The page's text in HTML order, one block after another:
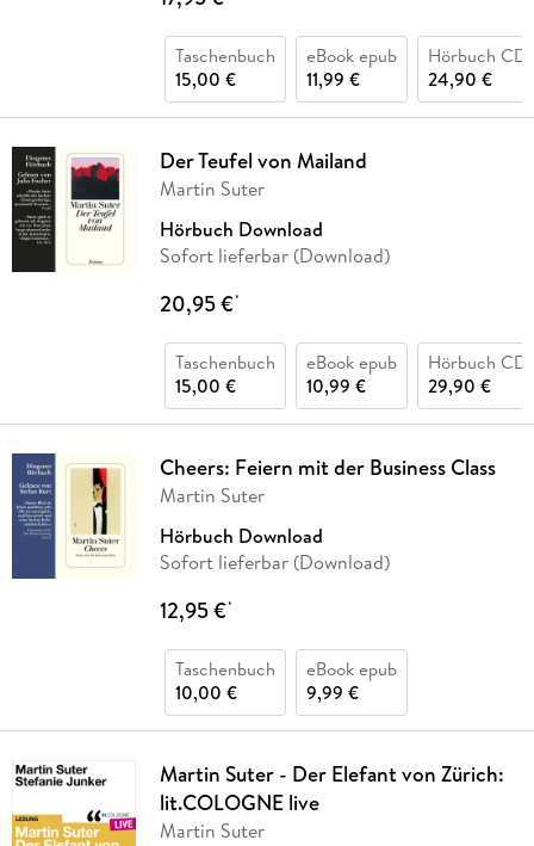
Taschenbuch
15,00 €
eBook epub
11,99 €
Hörbuch CD
24,90 €
Der Teufel von Mailand
Martin Suter
Hörbuch Download
Sofort lieferbar (Download)
20,95 €*
Taschenbuch
15,00 €
eBook epub
10,99 €
Hörbuch CD
29,90 €
Cheers: Feiern mit der Business Class
Martin Suter
Hörbuch Download
Sofort lieferbar (Download)
12,95 €*
Taschenbuch
10,00 €
eBook epub
9,99 €
Martin Suter - Der Elefant von Zürich:
lit.COLOGNE live
Martin Suter